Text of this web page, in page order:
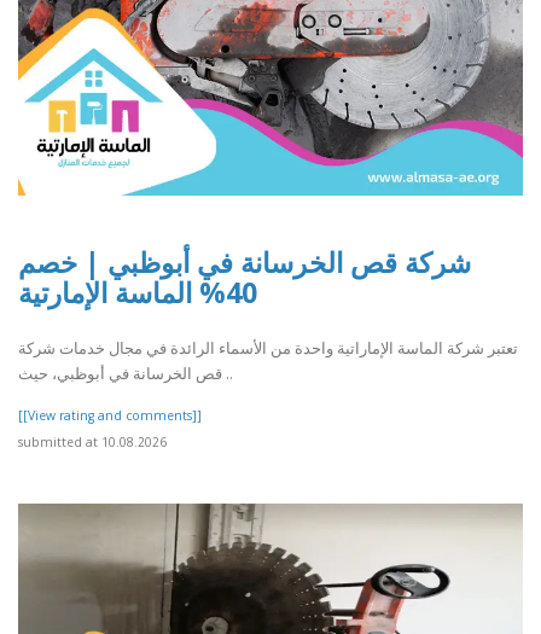
شركة قص الخرسانة في أبوظبي | خصم
40% الماسة الإمارتية
تعتبر شركة الماسة الإماراتية واحدة من الأسماء الرائدة في مجال خدمات شركة
قص الخرسانة في أبوظبي، حيث ..
[[View rating and comments]]
submitted at 10.08.2026